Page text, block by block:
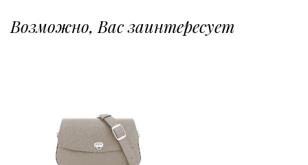
Возможно, Вас заинтересует